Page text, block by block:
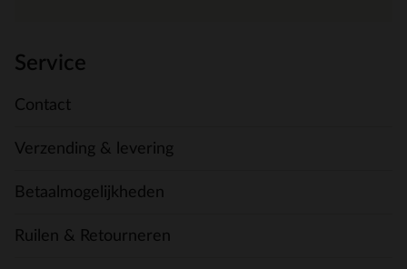
Service
Contact
Verzending & levering
Betaalmogelijkheden
Ruilen & Retourneren